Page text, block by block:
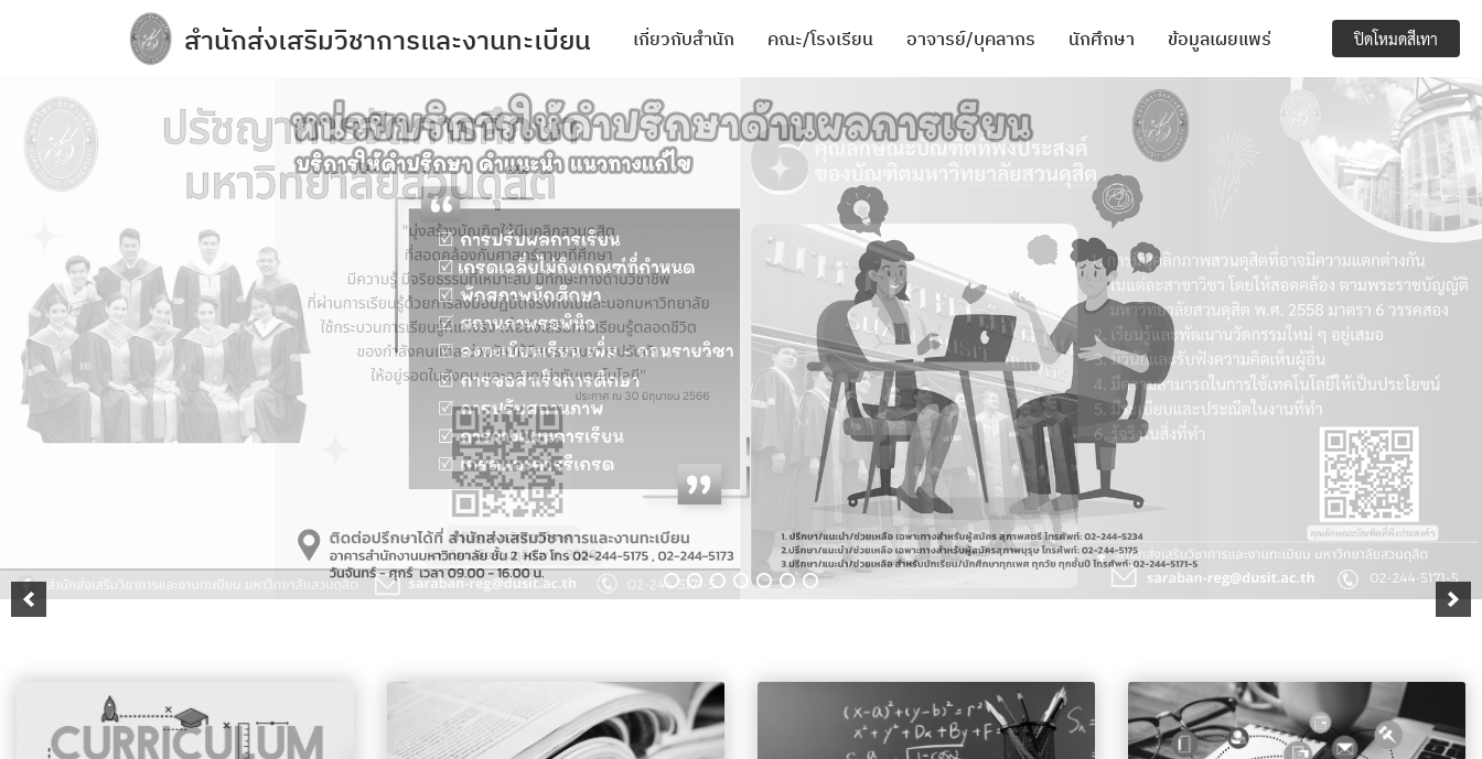
สำนักส่งเสริมวิชาการและงานทะเบียน เกี่ยวกับสำนัก คณะ/โรงเรียน อาจารย์/บุคลากร นักศึกษา ข้อมูลเผยแพร่
Regulations you should know and academic activities
การจัดการความปลอดภัย อาชีวอนามัยและสภาพแวดล้อมในการทำงาน
การเปิดเผยข้อมูลสาธารณะ (OIT)
กิจกรรมวิชาการ
ข้อบังคับ ประกาศ
ข้อมูลจำนวนนักศึกษา
คลังหน่วยกิต (Credit Bank)
คู่มือหลักสูตร
บุคลากรสำนักส่งเสริมวิชาการและงานทะเบียน
ประกาศจาก อว. และคุรุสภา
ปรัชญา วิสัยทัศน์ พันธกิจ
รายงานจำนวนนักศึกษาบกพร่อง
รายงานจำนวนนักศึกษาปกติ
ปิดโหมดสีเทา